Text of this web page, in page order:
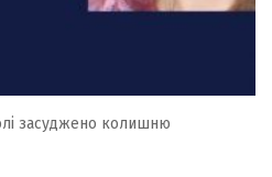
засуджено колишню